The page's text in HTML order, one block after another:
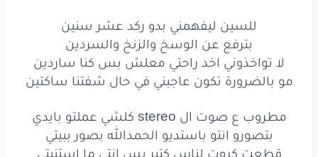
فكرةعمبتواسي حرب براسي عالمخدة
هيفترةورحبتعديشدة ورحبتزول
معذلكواسيحاليعارفبكرارحبتدور
للسين ليفهمني بدو ركد عشر سنين
بترفع عن الوسخ والزنخ والسردين
لا تواخذوني اخد راحتي معلش بس كنا ساردين
مو بالضرورة تكون عاجبني في حال شفتنا ساكتين
مطروب ع صوت ال stereo كلشي عملتو بايدي
بتصورو انتو باستديو الحمدالله بصور ببيتي
قطعت كروت لناس كتير بس انتي ما استنيتي